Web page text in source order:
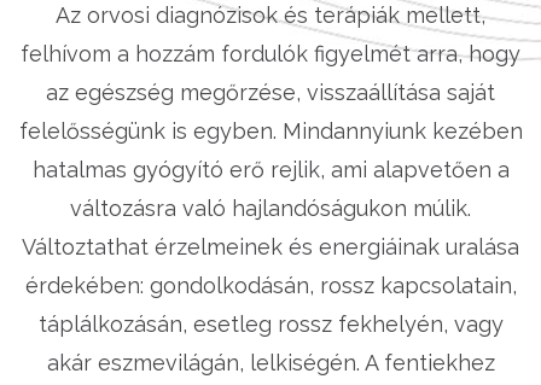
Az orvosi diagnózisok és terápiák mellett,
felhívom a hozzám fordulók figyelmét arra, hogy
az egészség megőrzése, visszaállítása saját
felelősségünk is egyben. Mindannyiunk kezében
hatalmas gyógyító erő rejlik, ami alapvetően a
változásra való hajlandóságukon múlik.
Változtathat érzelmeinek és energiáinak uralása
érdekében: gondolkodásán, rossz kapcsolatain,
táplálkozásán, esetleg rossz fekhelyén, vagy
akár eszmevilágán, lelkiségén. A fentiekhez